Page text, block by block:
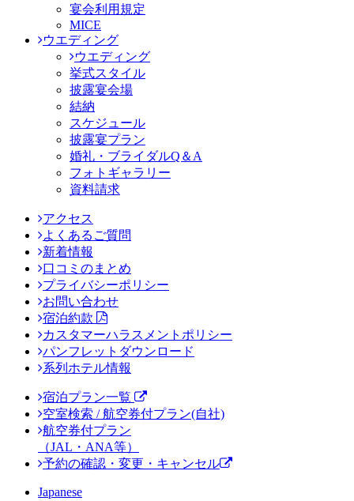
宴会利用規定
MICE
ウエディング
ウエディング
挙式スタイル
披露宴会場
結納
スケジュール
披露宴プラン
婚礼・ブライダルQ＆A
フォトギャラリー
資料請求
アクセス
よくあるご質問
新着情報
口コミのまとめ
プライバシーポリシー
お問い合わせ
宿泊約款
カスタマーハラスメントポリシー
パンフレットダウンロード
系列ホテル情報
宿泊プラン一覧
空室検索 / 航空券付プラン(自社)
航空券付プラン
（JAL・ANA等）
予約の確認・変更・キャンセル
Japanese